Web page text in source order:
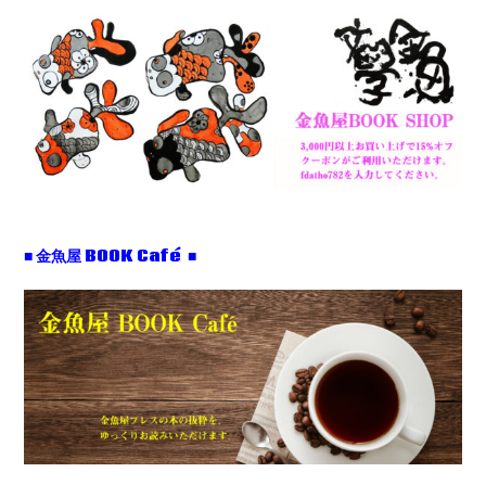
■ 金魚屋 BOOK Café ■